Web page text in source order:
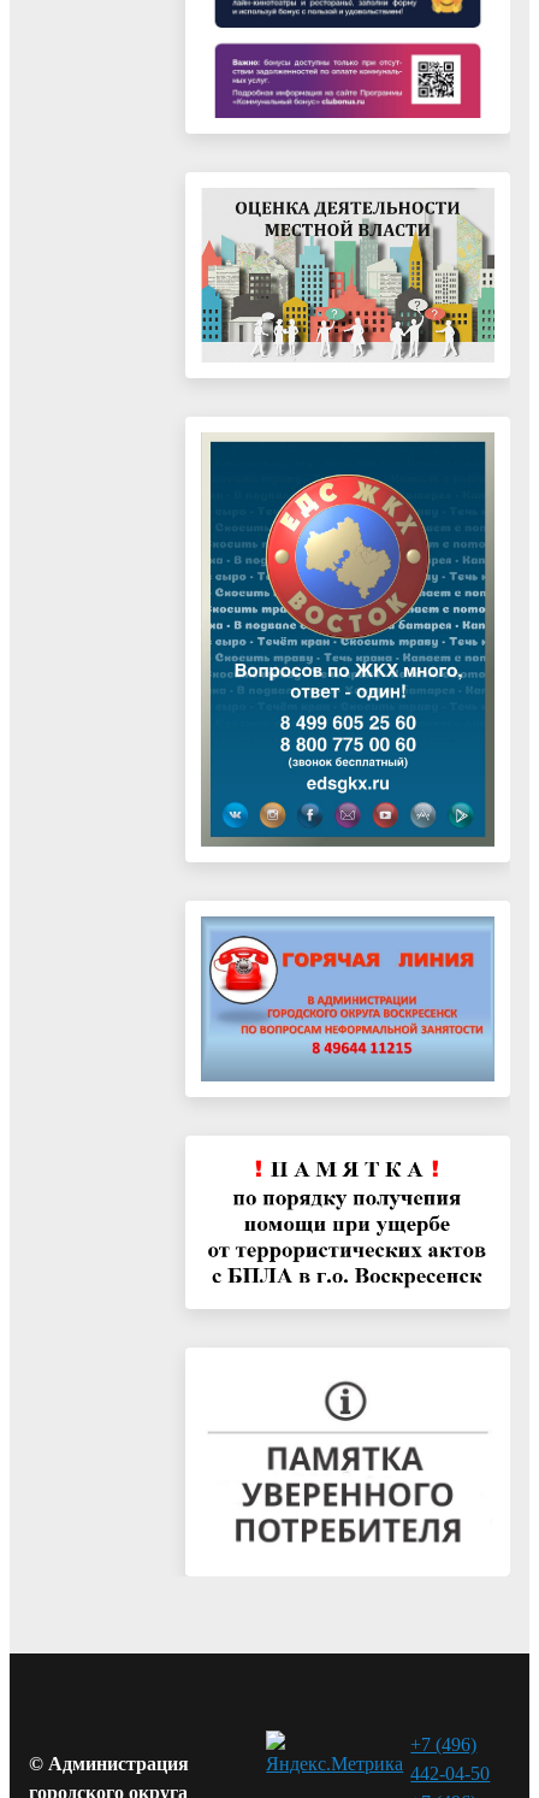
© Администрация
городского округа
+7 (496)
442-04-50